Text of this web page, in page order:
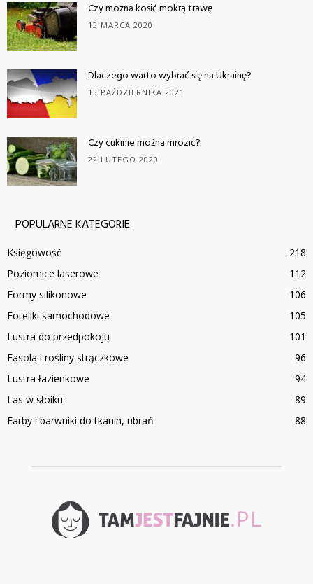
Czy można kosić mokrą trawę
13 MARCA 2020
Dlaczego warto wybrać się na Ukrainę?
13 PAŹDZIERNIKA 2021
Czy cukinie można mrozić?
22 LUTEGO 2020
POPULARNE KATEGORIE
Księgowość
218
Poziomice laserowe
112
Formy silikonowe
106
Foteliki samochodowe
105
Lustra do przedpokoju
101
Fasola i rośliny strączkowe
96
Lustra łazienkowe
94
Las w słoiku
89
Farby i barwniki do tkanin, ubrań
88